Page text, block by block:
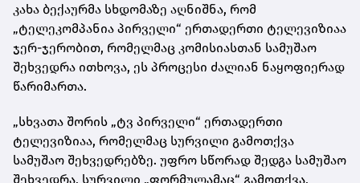
კახა ბექაურმა სხდომაზე აღნიშნა, რომ
„ტელეკომპანია პირველი“ ერთადერთი ტელევიზიაა
ჯერ-ჯერობით, რომელმაც კომისიასთან სამუშაო
შეხვედრა ითხოვა, ეს პროცესი ძალიან ნაყოფიერად
წარიმართა.
„სხვათა შორის „ტვ პირველი“ ერთადერთი
ტელევიზიაა, რომელმაც სურვილი გამოთქვა
სამუშაო შეხვედრებზე. უფრო სწორად შედგა სამუშაო
შეხვედრა, სურვილი „ფორმულამაც“ გამოთქვა,